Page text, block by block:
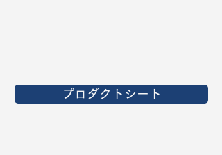
プロダクトシート